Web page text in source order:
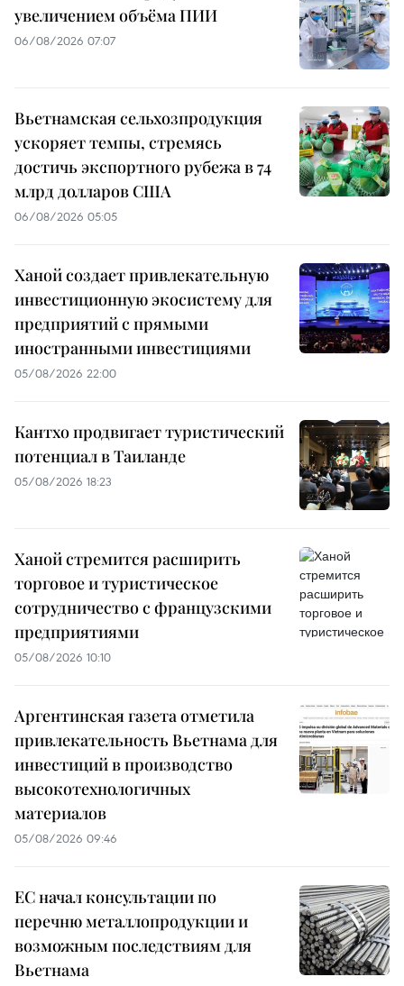
увеличением объёма ПИИ
06/08/2026 07:07
Вьетнамская сельхозпродукция
ускоряет темпы, стремясь
достичь экспортного рубежа в 74
млрд долларов США
06/08/2026 05:05
Ханой создает привлекательную
инвестиционную экосистему для
предприятий с прямыми
иностранными инвестициями
05/08/2026 22:00
Кантхо продвигает туристический
потенциал в Таиланде
05/08/2026 18:23
Ханой стремится расширить
торговое и туристическое
сотрудничество с французскими
предприятиями
05/08/2026 10:10
Аргентинская газета отметила
привлекательность Вьетнама для
инвестиций в производство
высокотехнологичных
материалов
05/08/2026 09:46
ЕС начал консультации по
перечню металлопродукции и
возможным последствиям для
Вьетнама